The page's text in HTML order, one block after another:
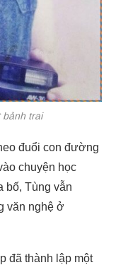
trai
đuổi con đường
chuyện học
bố, Tùng vẫn
văn nghệ ở
đã thành lập một